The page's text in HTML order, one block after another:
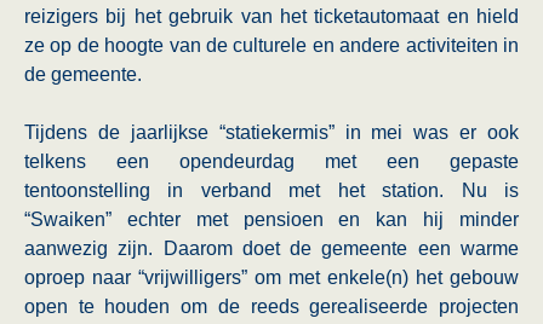
reizigers bij het gebruik van het ticketautomaat en hield
ze op de hoogte van de culturele en andere activiteiten in
de gemeente.
Tijdens de jaarlijkse “statiekermis” in mei was er ook
telkens een opendeurdag met een gepaste
tentoonstelling in verband met het station. Nu is
“Swaiken” echter met pensioen en kan hij minder
aanwezig zijn. Daarom doet de gemeente een warme
oproep naar “vrijwilligers” om met enkele(n) het gebouw
open te houden om de reeds gerealiseerde projecten